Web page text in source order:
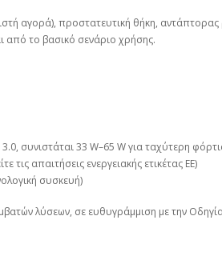
αγορά), προστατευτική θήκη,
από το βασικό σενάριο χρήσης.
συνιστάται 33 W–65 W για ταχύτερη
απαιτήσεις ενεργειακής ετικέτας ΕΕ)
συσκευή)
λύσεων, σε ευθυγράμμιση με την